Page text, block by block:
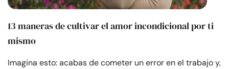
13 maneras de cultivar el amor incondicional por ti
mismo
Imagina esto: acabas de cometer un error en el trabajo y,